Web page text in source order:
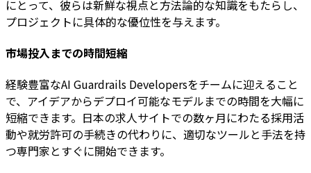
にとって、彼らは新鮮な視点と方法論的な知識をもたらし、
プロジェクトに具体的な優位性を与えます。
市場投入までの時間短縮
経験豊富なAI Guardrails Developersをチームに迎えること
で、アイデアからデプロイ可能なモデルまでの時間を大幅に
短縮できます。日本の求人サイトでの数ヶ月にわたる採用活
動や就労許可の手続きの代わりに、適切なツールと手法を持
つ専門家とすぐに開始できます。